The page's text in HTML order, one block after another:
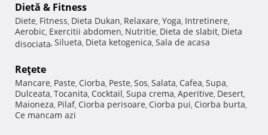
Dietă & Fitness
Diete, Fitness, Dieta Dukan, Relaxare, Yoga, Intretinere,
Aerobic, Exercitii abdomen, Nutritie, Dieta de slabit, Dieta
disociata, Silueta, Dieta ketogenica, Sala de acasa
Reţete
Mancare, Paste, Ciorba, Peste, Sos, Salata, Cafea, Supa,
Dulceata, Tocanita, Cocktail, Supa crema, Aperitive, Desert,
Maioneza, Pilaf, Ciorba perisoare, Ciorba pui, Ciorba burta,
Ce mancam azi